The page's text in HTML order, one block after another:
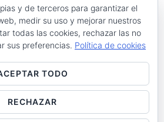
- Derechos reservados© 2026 ·
Acceder
y de terceros para garantizar el
medir su uso y mejorar nuestros
todas las cookies, rechazar las no
sus preferencias. Política de cookies
TODO
RECHAZAR